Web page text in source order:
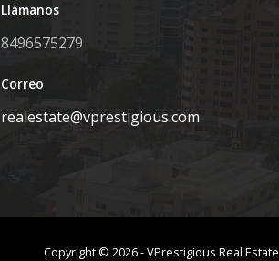
Llámanos
8496575279
Correo
realestate@vprestigious.com
Copyright © 2026-VPrestigious Real Estate